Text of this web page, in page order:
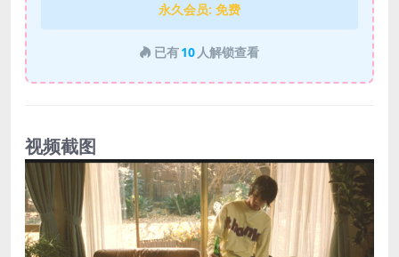
永久会员: 免费
已有10 人解锁查看
视频截图